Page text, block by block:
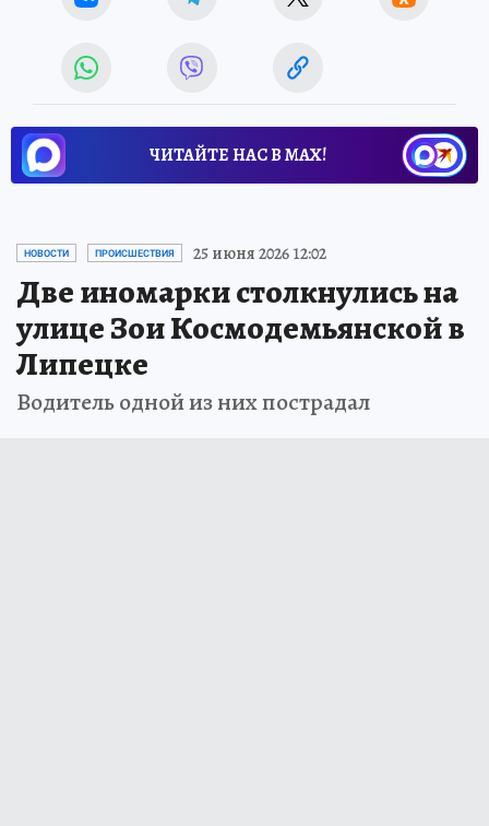
ЧИТАЙТЕ НАС В МАХ!
НОВОСТИ ПРОИСШЕСТВИЯ 25 июня 2026 12:02
Две иномарки столкнулись на
улице Зои Космодемьянской в
Липецке
Водитель одной из них пострадал